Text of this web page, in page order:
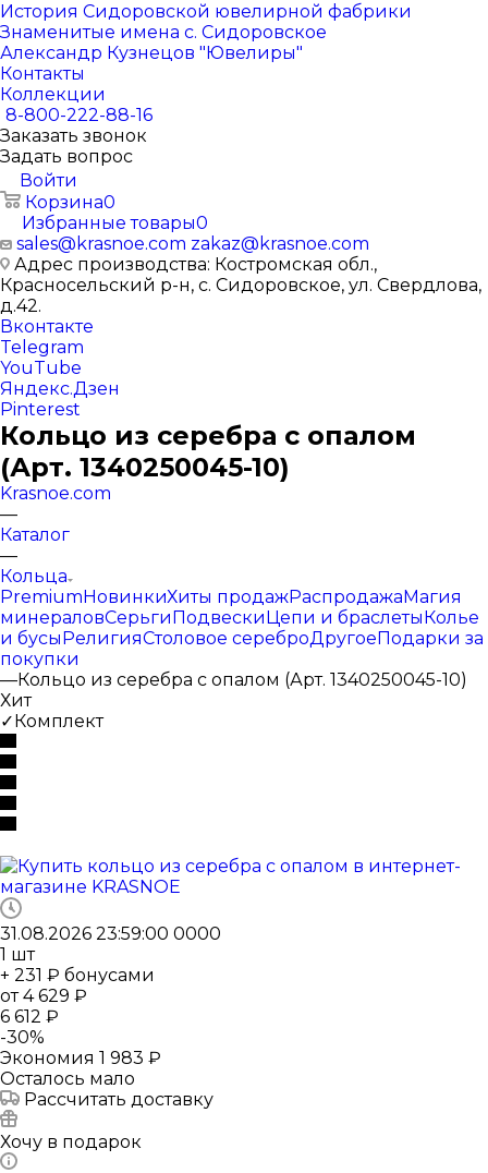
История Сидоровской ювелирной фабрики
Знаменитые имена с. Сидоровское
Александр Кузнецов "Ювелиры"
Контакты
Коллекции
8-800-222-88-16
Заказать звонок
Задать вопрос
Войти
Корзина0
Избранные товары0
sales@krasnoe.com zakaz@krasnoe.com
Адрес производства: Костромская обл.,
Красносельский р-н, с. Сидоровское, ул. Свердлова,
д.42.
Вконтакте
Telegram
YouTube
Яндекс.Дзен
Pinterest
Кольцо из серебра с опалом
(Арт. 1340250045-10)
Krasnoe.com
—
Каталог
—
Кольца
PremiumНовинкиХиты продажРаспродажаМагия
минераловСерьгиПодвескиЦепи и браслетыКолье
и бусыРелигияСтоловое сереброДругоеПодарки за
покупки
—Кольцо из серебра с опалом (Арт. 1340250045-10)
Хит
✓Комплект
31.08.2026 23:59:00 0000
1 шт
+ 231 ₽ бонусами
от4 629 ₽
6 612 ₽
-30%
Экономия 1 983 ₽
Осталось мало
Рассчитать доставку
Хочу в подарок